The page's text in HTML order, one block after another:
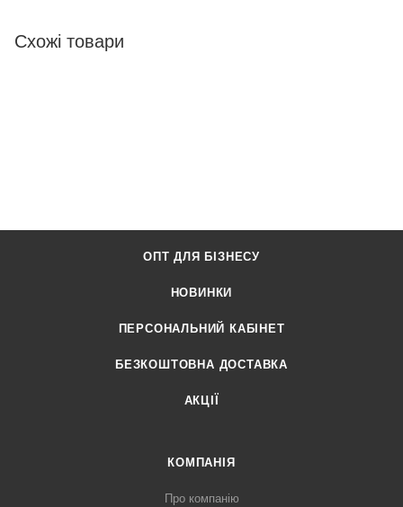
Схожі товари
ОПТ ДЛЯ БІЗНЕСУ
НОВИНКИ
ПЕРСОНАЛЬНИЙ КАБІНЕТ
БЕЗКОШТОВНА ДОСТАВКА
АКЦІЇ
КОМПАНІЯ
Про компанію